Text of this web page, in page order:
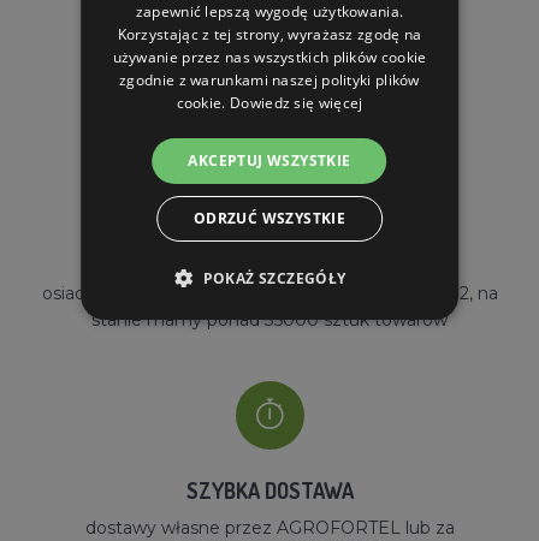
DARMOWA WYSYŁKA
dla zamówień od 690 zł z VAT
osiadamy własny magazyn o powierzchni 2000m2, na
stanie mamy ponad 35000 sztuk towarów
SZYBKA DOSTAWA
dostawy własne przez AGROFORTEL lub za
zapewnić lepszą wygodę użytkowania.
Korzystając z tej strony, wyrażasz zgodę na
używanie przez nas wszystkich plików cookie
zgodnie z warunkami naszej polityki plików
cookie. Dowiedz się więcej
AKCEPTUJ WSZYSTKIE
ODRZUĆ WSZYSTKIE
POKAŻ SZCZEGÓŁY